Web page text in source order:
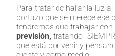
Para tratar de hallar la luz
portazo que se merece ese
tendremos que trabajar con
previsión, tratando -
que está por venir y